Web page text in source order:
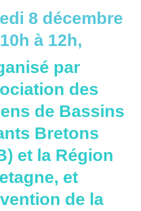
8 décembre
à 12h,
par
des
de Bassins
Bretons
et la Région
et
de la